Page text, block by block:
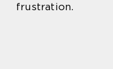
frustration.